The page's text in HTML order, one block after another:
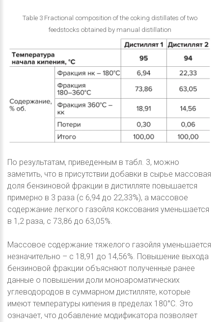
Table 3 Fractional composition of the coking distillates of two
feedstocks obtained by manual distillation
По результатам, приведенным в табл. 3, можно
заметить, что в присутствии добавки в сырье массовая
доля бензиновой фракции в дистилляте повышается
примерно в 3 раза (с 6,94 до 22,33%), а массовое
содержание легкого газойля коксования уменьшается
в 1,2 раза, с 73,86 до 63,05%.
Массовое содержание тяжелого газойля уменьшается
незначительно – с 18,91 до 14,56%. Повышение выхода
бензиновой фракции объясняют полученные ранее
данные о повышении доли моноароматических
углеводородов в суммарном дистилляте, которые
имеют температуры кипения в пределах 180°С. Это
означает, что добавление модификатора позволяет